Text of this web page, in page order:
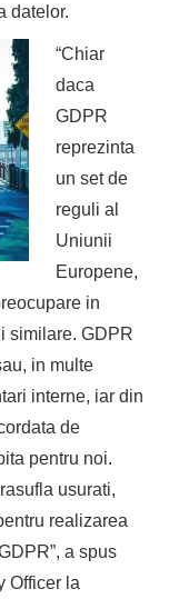
datelor.
“Chiar
daca
GDPR
reprezinta
un set de
reguli al
Uniunii
Europene,
in
similare. GDPR
in multe
interne, iar din
de
pentru noi.
usurati,
realizarea
a spus
Officer la